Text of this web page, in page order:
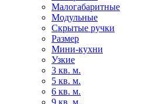
Малогабаритные
Модульные
Скрытые ручки
Размер
Мини-кухни
Узкие
3 кв. м.
5 кв. м.
6 кв. м.
9 кв. м.